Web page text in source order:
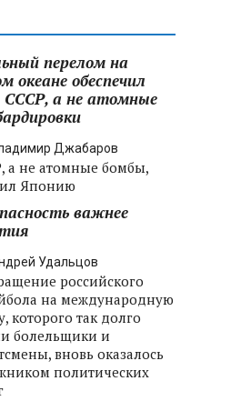
энергоблок БелАЭС
на номинальную
после диагностики
перелом на
океане обеспечил
СССР, а не атомные
Джабаров
а не атомные бомбы,
Японию
важнее
Удальцов
российского
на международную
которого так долго
болельщики и
вновь оказалось
политических